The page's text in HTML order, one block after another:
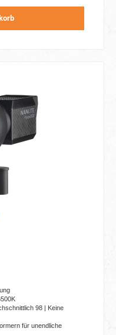
98 | Keine
für unendliche